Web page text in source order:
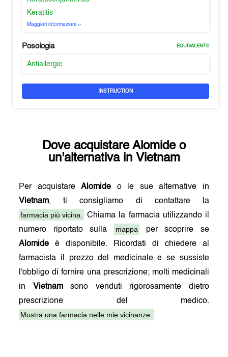
Keratitis
Maggiori informazioni
Posologia EQUIVALENTE
Antiallergic
INSTRUCTION
Dove acquistare Alomideo
un'alternativa in Vietnam
Per acquistareAlomide o le sue alternative in
Vietnam, ti consigliamo di contattare la
farmacia più vicina.
Chiama la farmacia utilizzando il
numero riportato sulla
mappa
per scoprire se
Alomide è disponibile. Ricordati di chiedere al
farmacista il prezzo del medicinale e se sussiste
l'obbligo di fornire una prescrizione; molti medicinali
in Vietnamsono venduti rigorosamente dietro
prescrizione del medico.
Mostra una farmacia nelle mie vicinanze.